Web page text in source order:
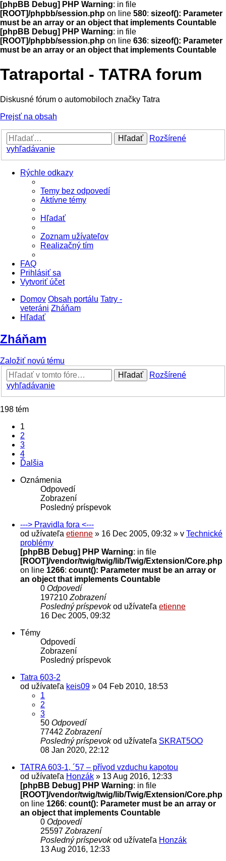
[phpBB Debug] PHP Warning: in file
[ROOT]/phpbb/session.php on line 580: sizeof(): Parameter
must be an array or an object that implements Countable
[phpBB Debug] PHP Warning: in file
[ROOT]/phpbb/session.php on line 636: sizeof(): Parameter
must be an array or an object that implements Countable
Tatraportal - TATRA forum
Diskusné fórum o automobiloch značky Tatra
Prejsť na obsah
Hľadať
Rozšírené
vyhľadávanie
Rýchle odkazy
Temy bez odpovedí
Aktívne témy
Hľadať
Zoznam užívateľov
Realizačný tím
FAQ
Prihlásiť sa
Vytvoriť účet
Domov Obsah portálu Tatry -
veteráni Zháňam
Hľadať
Zháňam
Založiť novú tému
Hľadať
Rozšírené
vyhľadávanie
198 tém
1
2
3
4
Ďalšia
Oznámenia
Odpovedí
Zobrazení
Posledný príspevok
---> Pravidla fora <---
od užívateľa etienne » 16 Dec 2005, 09:32 » v Technické
problémy
[phpBB Debug] PHP Warning: in file
[ROOT]/vendor/twig/twig/lib/Twig/Extension/Core.php
on line 1266: count(): Parameter must be an array or
an object that implements Countable
0 Odpovedí
197210 Zobrazení
Posledný príspevokod užívateľa etienne
16 Dec 2005, 09:32
Témy
Odpovedí
Zobrazení
Posledný príspevok
Tatra 603-2
od užívateľa keis09 » 04 Feb 2010, 18:53
1
2
3
50 Odpovedí
77442 Zobrazení
Posledný príspevokod užívateľa SKRAT5OO
08 Jan 2020, 22:12
TATRA 603-1, ´57 – přívod vzduchu kapotou
od užívateľa Honzák » 13 Aug 2016, 12:33
[phpBB Debug] PHP Warning: in file
[ROOT]/vendor/twig/twig/lib/Twig/Extension/Core.php
on line 1266: count(): Parameter must be an array or
an object that implements Countable
0 Odpovedí
25597 Zobrazení
Posledný príspevokod užívateľa Honzák
13 Aug 2016, 12:33